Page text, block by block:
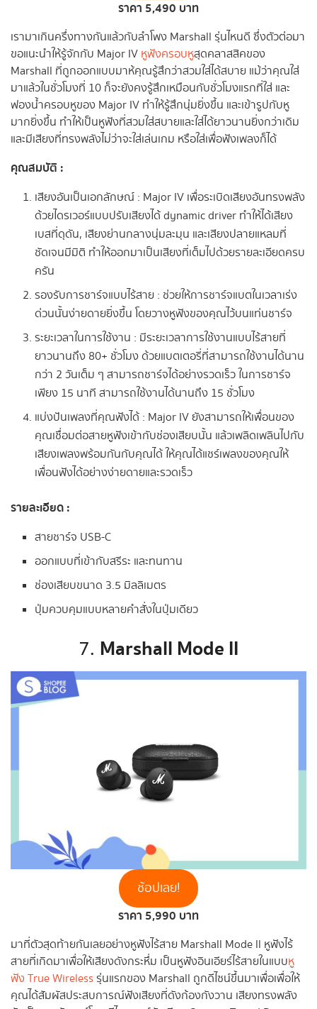
ราคา 5,490 บาท
เรามาเกินครึ่งทางกันแล้วกับลำโพง Marshall รุ่นไหนดี ซึ่งตัวต่อมา
ขอแนะนำให้รู้จักกับ Major IV หูฟังครอบหูสุดคลาสสิคของ
Marshall ที่ถูกออกแบบมาห้คุณรู้สึกว่าสวมใส่ได้สบาย แม้ว่าคุณใส่
มาแล้วในชั่วโมงที่ 10 ก็จะยังคงรู้สึกเหมือนกับชั่วโมงแรกที่ใส่ และ
ฟองน้ำครอบหูของ Major IV ทำให้รู้สึกนุ่มยิ่งขึ้น และเข้ารูปกับหู
มากยิ่งขึ้น ทำให้เป็นหูฟังที่สวมใส่สบายและใส่ได้ยาวนานยิ่งกว่าเดิม
และมีเสียงที่ทรงพลังไม่ว่าจะใส่เล่นเกม หรือใส่เพื่อฟังเพลงก็ได้
คุณสมบัติ :
เสียงอันเป็นเอกลักษณ์ : Major IV เพื่อระเบิดเสียงอันทรงพลัง
ด้วยไดรเวอร์แบบปรับเสียงได้ dynamic driver ทำให้ได้เสียง
เบสที่ดุดัน, เสียงย่านกลางนุ่มละมุน และเสียงปลายแหลมที่
ชัดเจนมีมิติ ทำให้ออกมาเป็นเสียงที่เต็มไปด้วยรายละเอียดครบ
ครัน
รองรับการชาร์จแบบไร้สาย : ช่วยให้การชาร์จแบตในเวลาเร่ง
ด่วนนั้นง่ายดายยิ่งขึ้น โดยวางหูฟังของคุณไว้บนแท่นชาร์จ
ระยะเวลาในการใช้งาน : มีระยะเวลาการใช้งานแบบไร้สายที่
ยาวนานถึง 80+ ชั่วโมง ด้วยแบตเตอรี่ที่สามารถใช้งานได้นาน
กว่า 2 วันเต็ม ๆ สามารถชาร์จได้อย่างรวดเร็ว ในการชาร์จ
เพียง 15 นาที สามารถใช้งานได้นานถึง 15 ชั่วโมง
แบ่งปันเพลงที่คุณฟังได้ : Major IV ยังสามารถให้เพื่อนของ
คุณเชื่อมต่อสายหูฟังเข้ากับช่องเสียบนั้น แล้วเพลิดเพลินไปกับ
เสียงเพลงพร้อมกันกับคุณได้ ให้คุณได้แชร์เพลงของคุณให้
เพื่อนฟังได้อย่างง่ายดายและรวดเร็ว
รายละเอียด :
สายชาร์จ USB-C
ออกแบบที่เข้ากับสรีระ และทนทาน
ช่องเสียบขนาด 3.5 มิลลิเมตร
ปุ่มควบคุมแบบหลายคำสั่งในปุ่มเดียว
7. Marshall Mode II
ช้อปเลย!
ราคา 5,990 บาท
มาที่ตัวสุดท้ายกันเลยอย่างหูฟังไร้สาย Marshall Mode ll หูฟังไร้
สายที่เกิดมาเพื่อให้เสียงดังกระหึ่ม เป็นหูฟังอินเอียร์ไร้สายในแบบหู
ฟัง True Wirelessรุ่นแรกของ Marshall ถูกดีไซน์ขึ้นมาเพื่อเพื่อให้
คุณได้สัมผัสประสบการณ์ฟังเสียงที่ดังก้องกังวาน เสียงทรงพลัง